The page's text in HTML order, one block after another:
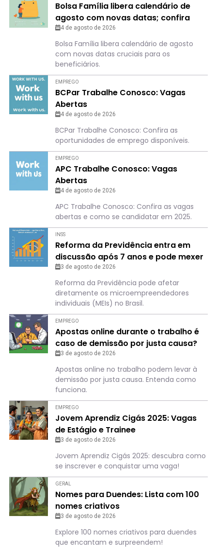
Bolsa Família libera calendário de
agosto com novas datas; confira
para não perder o dia
4 de agosto de 2026
Bolsa Família libera calendário de agosto
com novas datas cruciais para os
beneficiários.
EMPREGO
BCPar Trabalhe Conosco: Vagas
Abertas
4 de agosto de 2026
BCPar Trabalhe Conosco: Confira as
oportunidades de emprego disponíveis.
EMPREGO
APC Trabalhe Conosco: Vagas
Abertas
4 de agosto de 2026
APC Trabalhe Conosco: Confira as vagas
abertas e como se candidatar em 2025.
INSS
Reforma da Previdência entra em
discussão após 7 anos e pode mexer
com o bolso de quem é MEI
3 de agosto de 2026
Reforma da Previdência pode afetar
diretamente os microempreendedores
individuais (MEIs) no Brasil.
EMPREGO
Apostas online durante o trabalho é
caso de demissão por justa causa?
Entenda o que pode acontecer
3 de agosto de 2026
Apostas online no trabalho podem levar à
demissão por justa causa. Entenda como
funciona.
EMPREGO
Jovem Aprendiz Cigás 2025: Vagas
de Estágio e Trainee
3 de agosto de 2026
Jovem Aprendiz Cigás 2025: descubra como
se inscrever e conquistar uma vaga!
GERAL
Nomes para Duendes: Lista com 100
nomes criativos
3 de agosto de 2026
Explore 100 nomes criativos para duendes
que encantam e surpreendem!